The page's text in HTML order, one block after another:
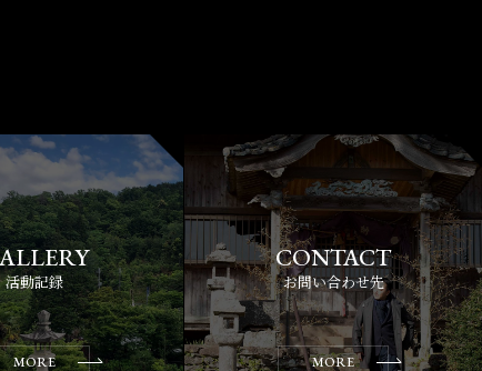
活動記録
MORE
お問い合わせ先
MORE